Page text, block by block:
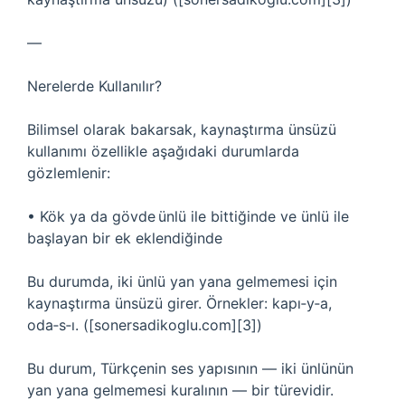
—
Nerelerde Kullanılır?
Bilimsel olarak bakarsak, kaynaştırma ünsüzü
kullanımı özellikle aşağıdaki durumlarda
gözlemlenir:
• Kök ya da gövde ünlü ile bittiğinde ve ünlü ile
başlayan bir ek eklendiğinde
Bu durumda, iki ünlü yan yana gelmemesi için
kaynaştırma ünsüzü girer. Örnekler: kapı‑y‑a,
oda‑s‑ı. ([sonersadikoglu.com][3])
Bu durum, Türkçenin ses yapısının — iki ünlünün
yan yana gelmemesi kuralının — bir türevidir.